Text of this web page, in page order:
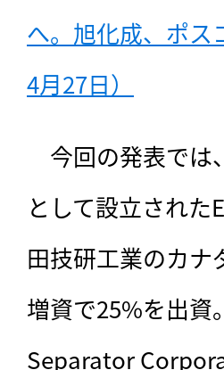
へ。旭化成、ポス
4月27日）
今回の発表では
として設立され
田技研工業のカ
増資で25%を出
Separator